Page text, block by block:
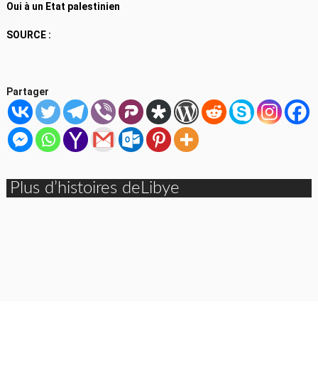
Oui à un Etat palestinien
SOURCE :
Partager
Plus d’histoires deLibye